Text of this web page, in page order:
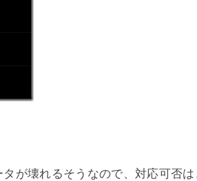
が壊れるそうなので、対応可否は